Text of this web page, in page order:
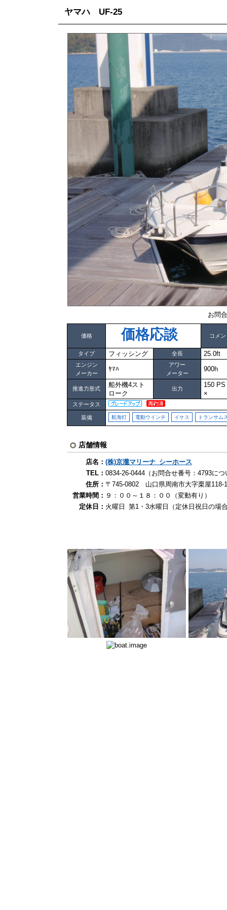
ヤマハ UF-25
お問
価格 価格応談 コメン
タイプ フィッシング 全長 25.0ft
エンジン
メーカー
ﾔﾏﾊ
アワー
メーター
900h
推進力形式
船外機4スト
ローク
出力
150
×
ステータス
装備 航海灯 電動ウインチ イケス トランサム
店舗情報
店名：(株)京瀧マリーナ シーホース
TEL：0834-26-0444（お問合せ番号：4793に
住所：〒745-0802 山口県周南市大字栗屋118-
営業時間： ９：００～１８：００（変動有り）
定休日： 火曜日 第1・3水曜日（定休日祝日の場